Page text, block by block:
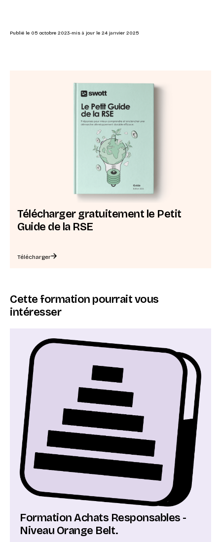
Publié le 05 octobre 2023-mis à jour le 24 janvier 2025
Télécharger gratuitement le Petit
Guide de la RSE
Télécharger
Cette formation pourrait vous
intéresser
Formation Achats Responsables -
Niveau Orange Belt.